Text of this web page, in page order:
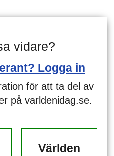
vidare?
Logga in
för att ta del av
på varldenidag.se.
Världen